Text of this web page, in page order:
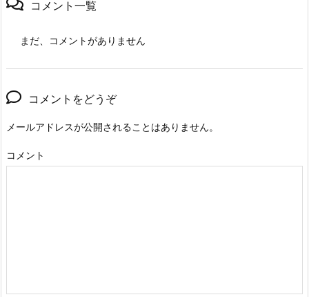
コメント一覧
まだ、コメントがありません
コメントをどうぞ
メールアドレスが公開されることはありません。
コメント